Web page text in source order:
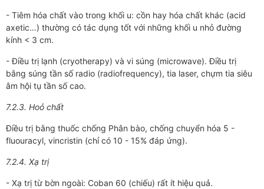
- Tiêm hóa chất vào trong khối u: cồn hay hóa chất khác (acid
axetic…) thường có tác dụng tốt với những khối u nhỏ đường
kính < 3 cm.
- Điều trị lạnh (cryotherapy) và vi súng (microwave). Điều trị
bằng súng tần số radio (radiofrequency), tia laser, chựm tia siêu
âm hội tụ tần số cao.
7.2.3. Hoỏ chất
Điều trị bằng thuốc chống Phân bào, chống chuyển hóa 5 -
fluouracyl, vincristin (chỉ có 10 - 15% đáp ứng).
7.2.4. Xạ trị
- Xạ trị từ bờn ngoài: Coban 60 (chiếu) rất ít hiệu quả.